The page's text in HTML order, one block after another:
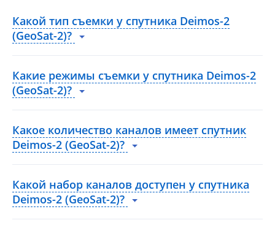
Какой тип съемки у спутника Deimos-2
(GeoSat-2)?
Какие режимы съемки у спутника Deimos-2
(GeoSat-2)?
Какое количество каналов имеет спутник
Deimos-2 (GeoSat-2)?
Какой набор каналов доступен у спутника
Deimos-2 (GeoSat-2)?